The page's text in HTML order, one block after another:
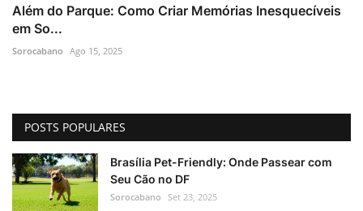
Além do Parque: Como Criar Memórias Inesquecíveis
em So...
Sorocabano Ago 15, 2025
POSTS POPULARES
Brasília Pet-Friendly: Onde Passear com
Seu Cão no DF
Sorocabano Set 23, 2025